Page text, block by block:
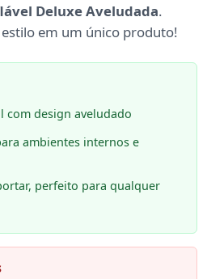
Deluxe Aveludada.
em um único produto!
com design aveludado
ambientes internos e
perfeito para qualquer